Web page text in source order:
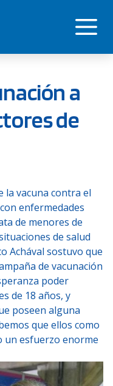
a
de
la vacuna contra el
enfermedades
de menores de
de salud
Achával sostuvo que
de vacunación
poder
de 18 años, y
poseen alguna
que ellos como
un esfuerzo enorme